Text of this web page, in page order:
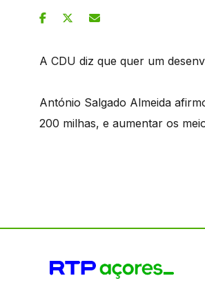
A CDU diz que quer um
António Salgado Almeida
200 milhas, e aumentar os